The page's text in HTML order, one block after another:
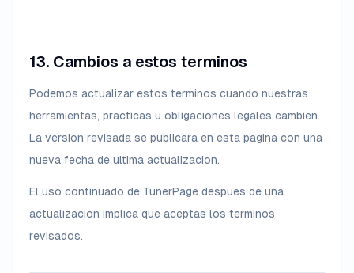
13. Cambios a estos terminos
Podemos actualizar estos terminos cuando nuestras
herramientas, practicas u obligaciones legales cambien.
La version revisada se publicara en esta pagina con una
nueva fecha de ultima actualizacion.
El uso continuado de TunerPage despues de una
actualizacion implica que aceptas los terminos
revisados.